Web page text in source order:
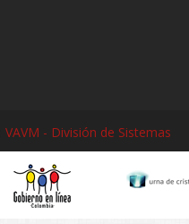
VAVM - División de Sistemas